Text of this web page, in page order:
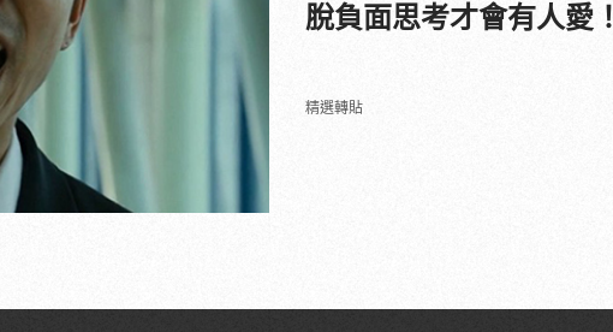
脫負面思考才會有人愛！
精選轉貼